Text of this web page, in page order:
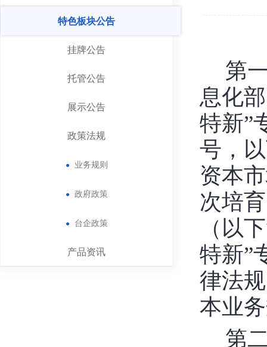
特色板块公告
挂牌公告
托管公告
展示公告
政策法规
● 业务规则
● 政府政策
● 台企政策
产品资讯
第
息化
特新”
号，
资本
次培
（以
特新”
律法
本业
第